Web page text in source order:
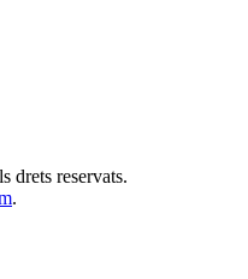
drets reservats.
.